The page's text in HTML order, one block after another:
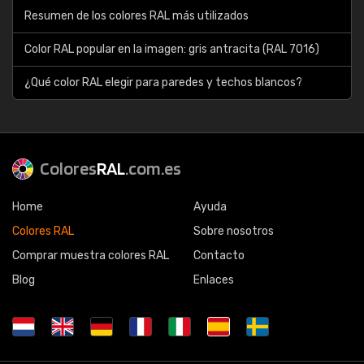
Resumen de los colores RAL más utilizados
Color RAL popular en la imagen: gris antracita (RAL 7016)
¿Qué color RAL elegir para paredes y techos blancos?
ColoresRAL.com.es
Home
Colores RAL
Comprar muestra colores RAL
Blog
Ayuda
Sobre nosotros
Contacto
Enlaces